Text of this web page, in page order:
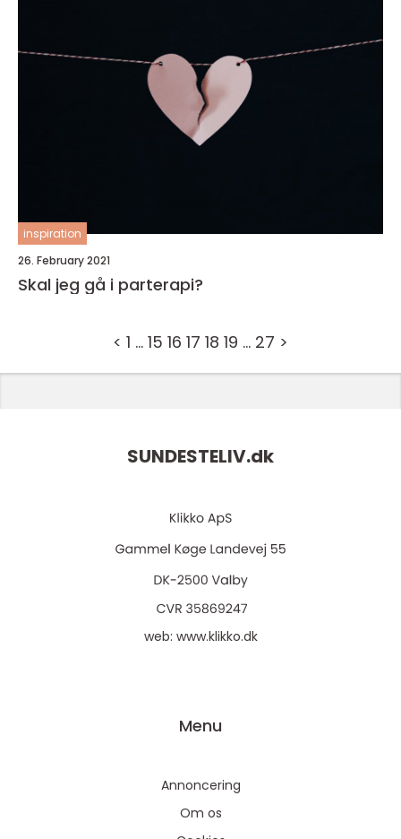
inspiration
26. February 2021
Skal jeg gå i parterapi?
< 1 … 15 16 17 18 19 … 27 >
SUNDESTELIV.dk
web: www.klikko.dk
Menu
Annoncering
Om os